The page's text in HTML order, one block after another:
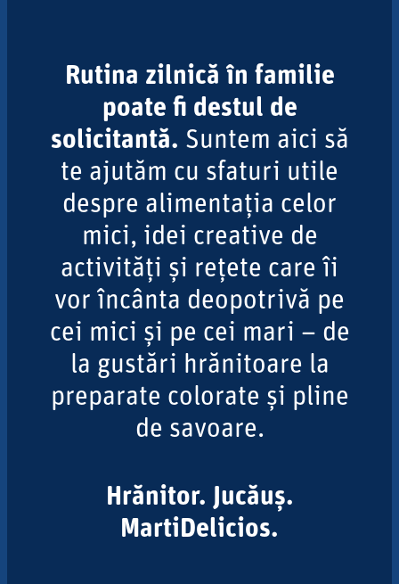
Rutina zilnică în familie
poate fi destul de
solicitantă. Suntem aici să
te ajutăm cu sfaturi utile
despre alimentația celor
mici, idei creative de
activități și rețete care îi
vor încânta deopotrivă pe
cei mici și pe cei mari – de
la gustări hrănitoare la
preparate colorate și pline
de savoare.
Hrănitor. Jucăuș.
MartiDelicios.